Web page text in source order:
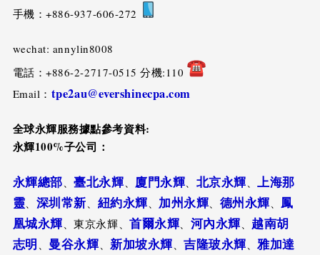
手機：+886-937-606-272
wechat: annylin8008
電話：+886-2-2717-0515 分機:110
Email： tpe2au@evershinecpa.com
全球永輝服務據點參考資料:
永輝100%子公司：
永輝總部 、臺北永輝 廈門永輝 北京永輝
上海那
靈
深圳常新 紐約永輝 加州永輝 德州永輝
鳳
凰城永輝 、東京永輝、首爾永輝 河內永輝
越南胡
志明
曼谷永輝 新加坡永輝 、吉隆玻永輝 、雅加達